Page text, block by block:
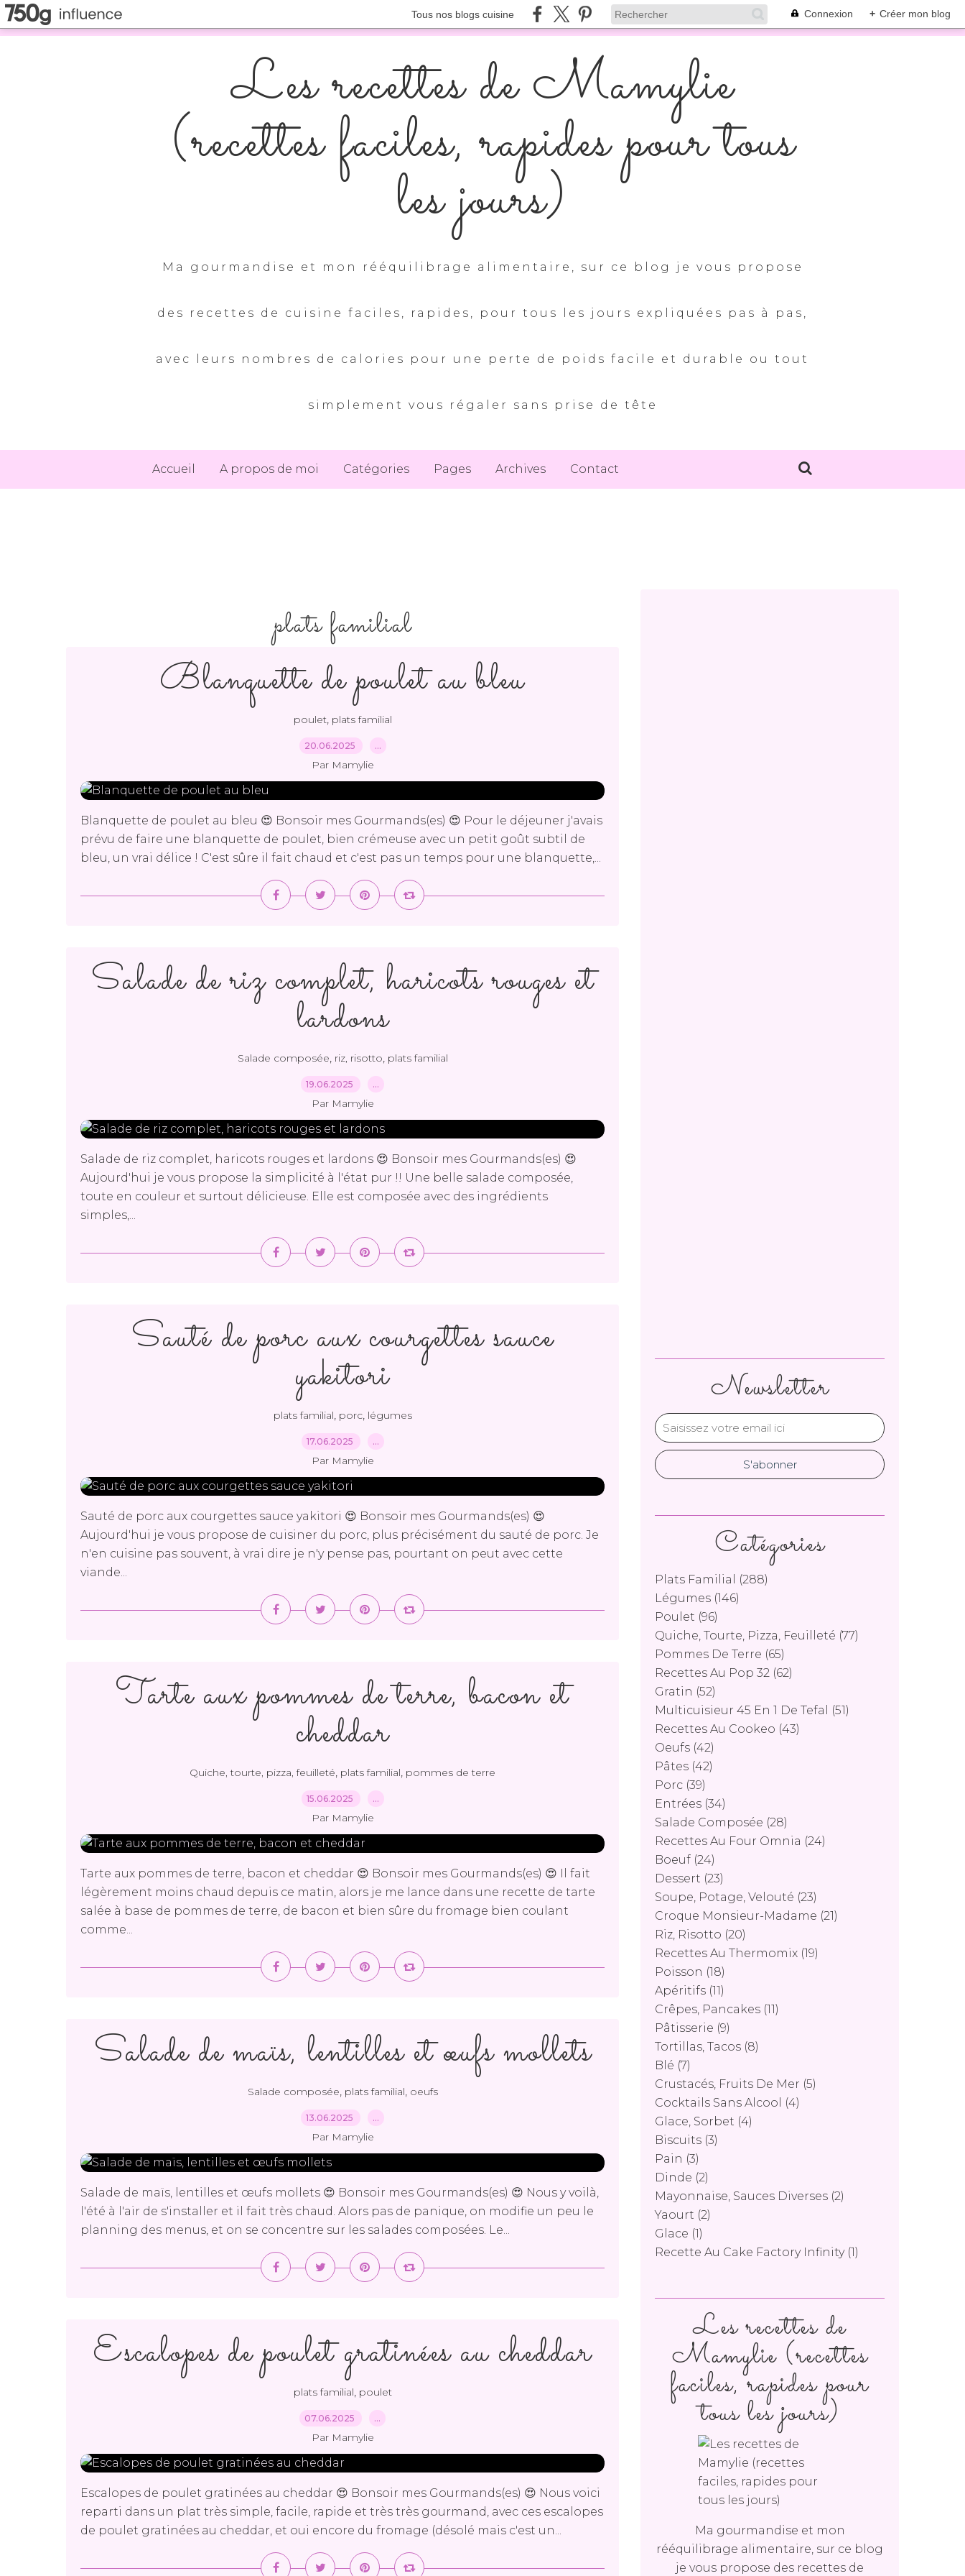
Tous nos blogs cuisine Connexion + Créer mon blog
Les recettes de Mamylie
(recettes faciles, rapides pour tous
les jours)
Ma gourmandise et mon rééquilibrage alimentaire, sur ce blog je vous propose
des recettes de cuisine faciles, rapides, pour tous les jours expliquées pas à pas,
avec leurs nombres de calories pour une perte de poids facile et durable ou tout
simplement vous régaler sans prise de tête
Accueil A propos de moi Catégories Pages Archives Contact
plats familial
Blanquette de poulet au bleu
poulet, plats familial
20.06.2025 …
Par Mamylie
Blanquette de poulet au bleu 😍 Bonsoir mes Gourmands(es) 😍 Pour le déjeuner j'avais
prévu de faire une blanquette de poulet, bien crémeuse avec un petit goût subtil de
bleu, un vrai délice ! C'est sûre il fait chaud et c'est pas un temps pour une blanquette,...
Salade de riz complet, haricots rouges et
lardons
Salade composée, riz, risotto, plats familial
19.06.2025 …
Par Mamylie
Salade de riz complet, haricots rouges et lardons 😍 Bonsoir mes Gourmands(es) 😍
Aujourd'hui je vous propose la simplicité à l'état pur !! Une belle salade composée,
toute en couleur et surtout délicieuse. Elle est composée avec des ingrédients
simples,...
Sauté de porc aux courgettes sauce
yakitori
plats familial, porc, légumes
17.06.2025 …
Par Mamylie
Sauté de porc aux courgettes sauce yakitori 😍 Bonsoir mes Gourmands(es) 😍
Aujourd'hui je vous propose de cuisiner du porc, plus précisément du sauté de porc. Je
n'en cuisine pas souvent, à vrai dire je n'y pense pas, pourtant on peut avec cette
viande...
Tarte aux pommes de terre, bacon et
cheddar
Quiche, tourte, pizza, feuilleté, plats familial, pommes de terre
15.06.2025 …
Par Mamylie
Tarte aux pommes de terre, bacon et cheddar 😍 Bonsoir mes Gourmands(es) 😍 Il fait
légèrement moins chaud depuis ce matin, alors je me lance dans une recette de tarte
salée à base de pommes de terre, de bacon et bien sûre du fromage bien coulant
comme...
Salade de maïs, lentilles et œufs mollets
Salade composée, plats familial, oeufs
13.06.2025 …
Par Mamylie
Salade de maïs, lentilles et œufs mollets 😍 Bonsoir mes Gourmands(es) 😍 Nous y voilà,
l'été à l'air de s'installer et il fait très chaud. Alors pas de panique, on modifie un peu le
planning des menus, et on se concentre sur les salades composées. Le...
Escalopes de poulet gratinées au cheddar
plats familial, poulet
07.06.2025 …
Par Mamylie
Escalopes de poulet gratinées au cheddar 😍 Bonsoir mes Gourmands(es) 😍 Nous voici
reparti dans un plat très simple, facile, rapide et très très gourmand, avec ces escalopes
de poulet gratinées au cheddar, et oui encore du fromage (désolé mais c'est un...
Newsletter
Catégories
Plats Familial
(288)
Légumes (146)
Poulet (96)
Quiche, Tourte, Pizza, Feuilleté (77)
Pommes De Terre (65)
Recettes Au Pop 32 (62)
Gratin (52)
Multicuisieur 45 En 1 De Tefal
(51)
Recettes Au Cookeo (43)
Oeufs (42)
Pâtes (42)
Porc (39)
Entrées (34)
Salade Composée (28)
Recettes Au Four Omnia (24)
Boeuf (24)
Dessert (23)
Soupe, Potage, Velouté (23)
Croque Monsieur-Madame (21)
Riz, Risotto (20)
Recettes Au Thermomix (19)
Poisson (18)
Apéritifs (11)
Crêpes, Pancakes (11)
Pâtisserie (9)
Tortillas, Tacos (8)
Blé (7)
Crustacés, Fruits De Mer (5)
Cocktails Sans Alcool
(4)
Glace, Sorbet (4)
Biscuits (3)
Pain (3)
Dinde (2)
Mayonnaise, Sauces Diverses (2)
Yaourt (2)
Glace (1)
Recette Au Cake Factory Infinity(1)
Les recettes de
Mamylie (recettes
faciles, rapides pour
tous les jours)
Ma gourmandise et mon
rééquilibrage alimentaire, sur ce blog
je vous propose des recettes de